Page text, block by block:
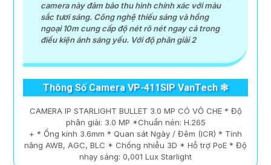
camera này đảm bảo thu hình chính xác với màu
sắc tươi sáng. Công nghệ thiếu sáng và hồng
ngoại 10m cung cấp độ nét rõ nét ngay cả trong
điều kiện ánh sáng yếu. Với độ phân giải 2
Thông Số Camera VP-411SIP VanTech ❇
CAMERA IP STARLIGHT BULLET 3.0 MP CÓ VỎ CHE * Độ
phân giải: 3.0 MP *Chuẩn nén: H.265
+ * Ống kính 3.6mm * Quan sát Ngày / Đêm (ICR) * Tính
năng AWB, AGC, BLC * Chống nhiễu 3D * Hỗ trợ PoE * Độ
nhạy sáng: 0,001 Lux Starlight